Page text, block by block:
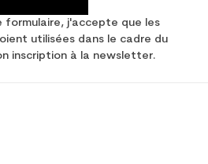
formulaire, j'accepte que les
utilisées dans le cadre du
inscription à la newsletter.